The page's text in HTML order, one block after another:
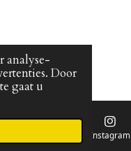
analyse-
Door
gaat u
Instagram